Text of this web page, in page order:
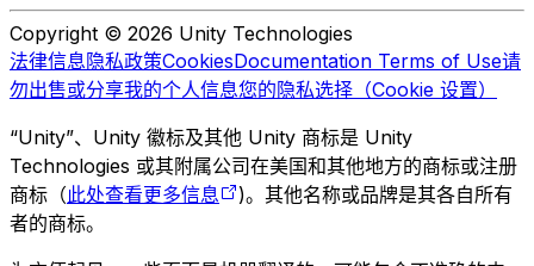
Copyright © 2026 Unity Technologies
法律信息隐私政策CookiesDocumentation Terms of Use请
勿出售或分享我的个人信息您的隐私选择（Cookie 设置）
“Unity”、Unity 徽标及其他 Unity 商标是 Unity
Technologies 或其附属公司在美国和其他地方的商标或注册
商标（此处查看更多信息
)。其他名称或品牌是其各自所有
者的商标。